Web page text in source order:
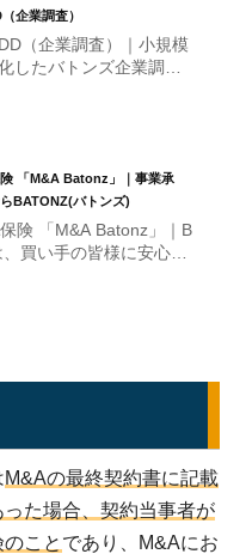
を総合的に査定・評価
もと行われます。
企業調査）
（企業調査）｜小規模
したバトンズ企業調査
「M&A Batonz」｜事業承
BATONZ(バトンズ)
険 「M&A Batonz」｜B
買い手の皆様に安心し
M&Aの最終契約書に記載
た場合、契約当事者が
こと であり、M&Aにお